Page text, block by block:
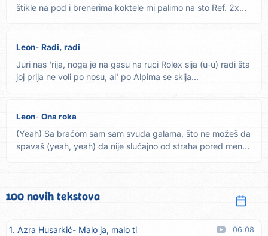
štikle na pod i brenerima koktele mi palimo na sto Ref. 2x
Leon Radi, radi
Juri nas 'rija, noga je na gasu na ruci Rolex sija (u-u) radi šta
joj prija ne voli po nosu, al' po Alpima se skija...
Leon Ona roka
(Yeah) Sa braćom sam sam svuda galama, što ne možeš da
spavaš (yeah, yeah) da nije slučajno od straha pored mene
100 novih tekstova
1. Azra Husarkić Malo ja, malo ti 06.08